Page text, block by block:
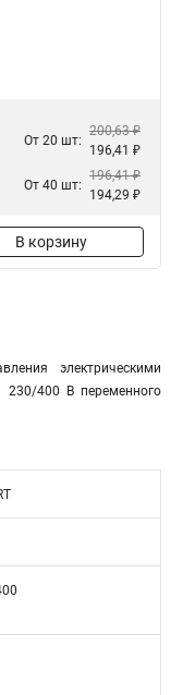
От 20 шт:
200,63 ₽
196,41 ₽
От 40 шт:
196,41 ₽
194,29 ₽
В корзину
электрическими
400 В переменного